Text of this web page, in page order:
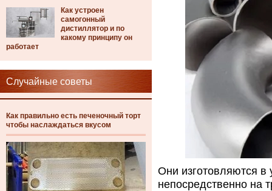
Как устроен
самогонный
дистиллятор и по
какому принципу он
работает
Случайные советы
Как правильно есть печеночный торт
чтобы наслаждаться вкусом
Они изготовляются в
непосредственно на